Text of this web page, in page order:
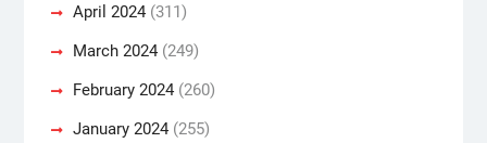
April 2024(311)
March 2024(249)
February 2024(260)
January 2024(255)